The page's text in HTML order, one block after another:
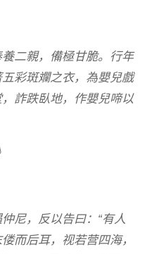
養二親，
備極甘脆。行年
彩斑斕之衣， 為嬰兒戲
， 詐跌臥地，
作嬰兒啼以
尼，反以告曰：“有人
而后耳，视若营四海，